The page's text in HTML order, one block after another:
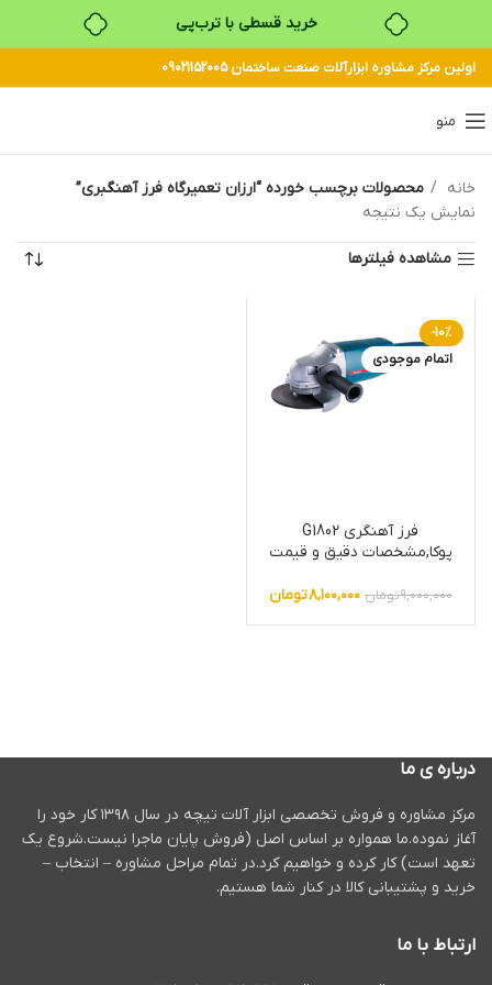
خرید قسطی با ترب‌پی
۴ قسط، بدون کارمزد
اولین مرکز مشاوره ابزارآلات صنعت ساختمان 09021152005
منو
خانه
محصولات برچسب خورده “ارزان تعمیرگاه فرز آهنگبری”
نمایش یک نتیجه
مشاهده فیلترها
-10%
اتمام موجودی
فرز آهنگری G1802
پوکا,مشخصات دقیق و قیمت
۹,۰۰۰,۰۰۰تومان ۸,۱۰۰,۰۰۰تومان
درباره ی ما
مرکز مشاوره و فروش تخصصی ابزار آلات تیچه در سال ۱۳۹۸ کار خود را
آغاز نموده.ما همواره بر اساس اصل (فروش پایان ماجرا نیست.شروع یک
تعهد است) کار کرده و خواهیم کرد.در تمام مراحل مشاوره – انتخاب –
خرید و پشتیبانی کالا در کنار شما هستیم.
ارتباط با ما